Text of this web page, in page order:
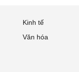
Kinh tế
Văn hóa